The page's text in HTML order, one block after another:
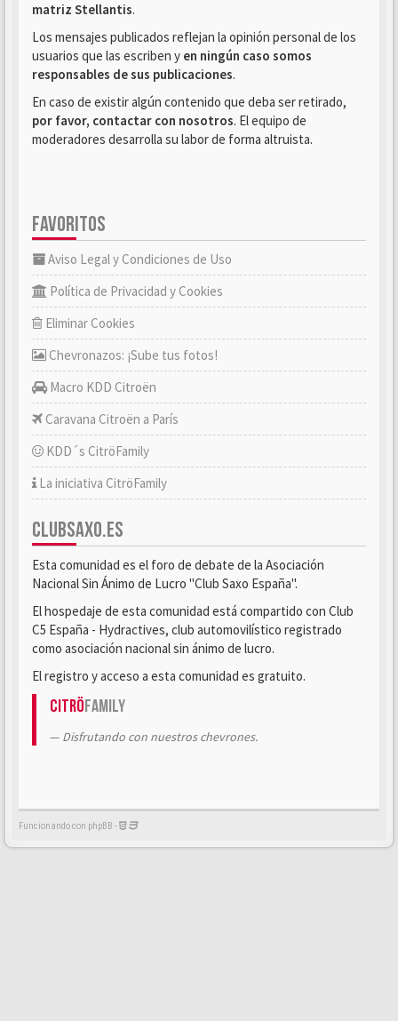
matriz Stellantis.
Los mensajes publicados reflejan la opinión personal de los
usuarios que las escriben y en ningún caso somos
responsables de sus publicaciones.
En caso de existir algún contenido que deba ser retirado,
por favor, contactar con nosotros. El equipo de
moderadores desarrolla su labor de forma altruista.
FAVORITOS
Aviso Legal y Condiciones de Uso
Política de Privacidad y Cookies
Eliminar Cookies
Chevronazos: ¡Sube tus fotos!
Macro KDD Citroën
Caravana Citroën a París
KDD´s CitröFamily
La iniciativa CitröFamily
CLUBSAXO.ES
Esta comunidad es el foro de debate de la Asociación
Nacional Sin Ánimo de Lucro "Club Saxo España".
El hospedaje de esta comunidad está compartido con Club
C5 España - Hydractives, club automovilístico registrado
como asociación nacional sin ánimo de lucro.
El registro y acceso a esta comunidad es gratuito.
CitröFamily
Disfrutando con nuestros chevrones.
Funcionando con phpBB -